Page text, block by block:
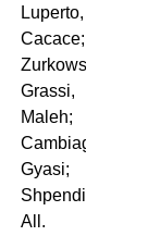
Luperto,
Cacace;
Zurkowski,
Grassi,
Maleh;
Cambiaghi,
Gyasi;
Shpendi.
All.